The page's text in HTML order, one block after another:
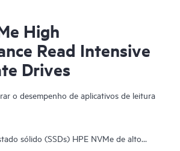
High
Read Intensive
Drives
o desempenho de aplicativos de leitura
sólido (SSDs) HPE NVMe de alto